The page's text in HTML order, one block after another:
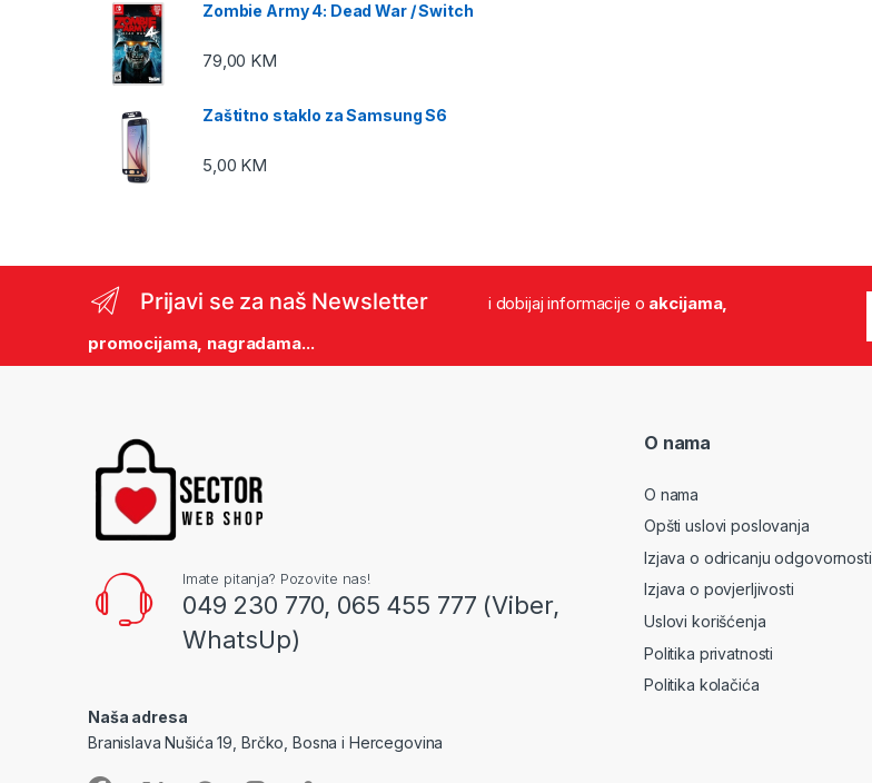
Zombie Army 4: Dead War / Switch
79,00 KM
Zaštitno staklo za Samsung S6
5,00 KM
Prijavi se za naš Newsletter i dobijaj informacije o akcijama,
promocijama, nagradama...
Imate pitanja? Pozovite nas!
049 230 770, 065 455 777 (Viber,
WhatsUp)
Naša adresa
Branislava Nušića 19, Brčko, Bosna i Hercegovina
O nama
O nama
Opšti uslovi poslovanja
Izjava o odricanju odgovornosti
Izjava o povjerljivosti
Uslovi korišćenja
Politika privatnosti
Politika kolačića